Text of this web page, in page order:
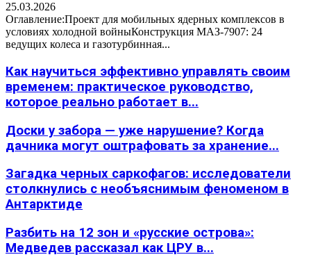
25.03.2026
Оглавление:Проект для мобильных ядерных комплексов в
условиях холодной войныКонструкция МАЗ-7907: 24
ведущих колеса и газотурбинная...
Как научиться эффективно управлять своим
временем: практическое руководство,
которое реально работает в...
Доски у забора — уже нарушение? Когда
дачника могут оштрафовать за хранение...
Загадка черных саркофагов: исследователи
столкнулись с необъяснимым феноменом в
Антарктиде
Разбить на 12 зон и «русские острова»:
Медведев рассказал как ЦРУ в...